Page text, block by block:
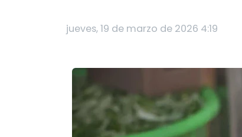
jueves, 19 de marzo de 2026 4:19